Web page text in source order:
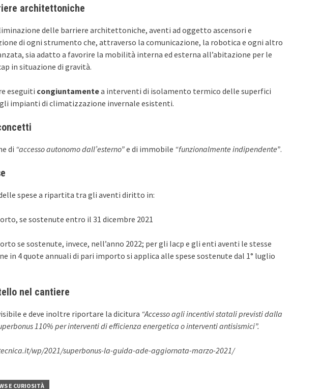
architettoniche
delle barriere architettoniche, aventi ad oggetto ascensori e
di ogni strumento che, attraverso la comunicazione, la robotica e ogni altro
sia adatto a favorire la mobilità interna ed esterna all’abitazione per le
in situazione di gravità.
eseguiti congiuntamentea interventi di isolamento termico delle superfici
impianti di climatizzazione invernale esistenti.
di “accesso autonomo dall’esterno”e di immobile “funzionalmente indipendente”.
spese a ripartita tra gli aventi diritto in:
se sostenute entro il 31 dicembre 2021
se sostenute, invece, nell’anno 2022; per gli Iacp e gli enti aventi le stesse
in 4 quote annuali di pari importo si applica alle spese sostenute dal 1° luglio
nel cantiere
e deve inoltre riportare la dicitura “Accesso agli incentivi statali previsti dalla
110% per interventi di efficienza energetica o interventi antisismici”.
wp/2021/superbonus-la-guida-ade-aggiornata-marzo-2021/
E CURIOSITÀ